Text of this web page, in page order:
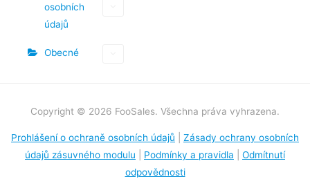
osobních
údajů
Obecné
Copyright © 2026 FooSales. Všechna práva vyhrazena.
Prohlášení o ochraně osobních údajů
Zásady ochrany osobních
údajů zásuvného modulu
Podmínky a pravidla
Odmítnutí
odpovědnosti